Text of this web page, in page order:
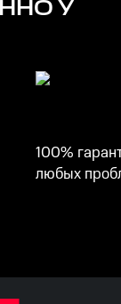
У
100%
любых